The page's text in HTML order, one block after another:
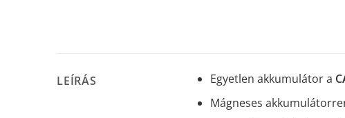
LEÍRÁS Egyetlen akkumulátor a
Mágneses